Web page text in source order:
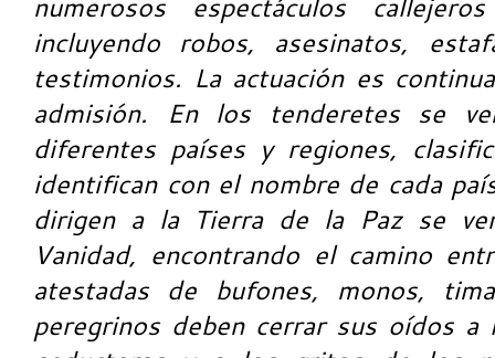
incluyendo robos, asesinatos,
testimonios. La actuación es
admisión. En los tenderetes se
diferentes países y regiones,
identifican con el nombre de cada
dirigen a la Tierra de la Paz se
Vanidad, encontrando el camino
atestadas de bufones, monos,
peregrinos deben cerrar sus oídos